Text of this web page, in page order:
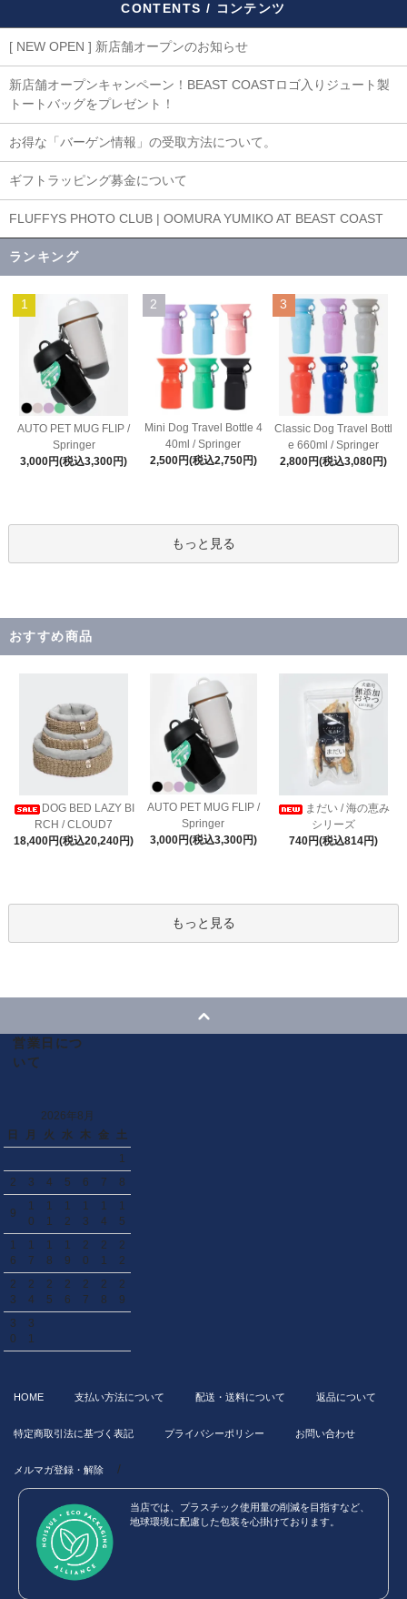
CONTENTS / コンテンツ
[ NEW OPEN ] 新店舗オープンのお知らせ
新店舗オープンキャンペーン！BEAST COASTロゴ入りジュート製
トートバッグをプレゼント！
お得な「バーゲン情報」の受取方法について。
ギフトラッピング募金について
FLUFFYS PHOTO CLUB | OOMURA YUMIKO AT BEAST COAST
ランキング
1
AUTO PET MUG FLIP /
Springer
3,000円(税込3,300円)
2
Mini Dog Travel Bottle 4
40ml / Springer
2,500円(税込2,750円)
3
Classic Dog Travel Bottl
e 660ml / Springer
2,800円(税込3,080円)
もっと見る
おすすめ商品
DOG BED LAZY BI
RCH / CLOUD7
18,400円(税込20,240円)
AUTO PET MUG FLIP /
Springer
3,000円(税込3,300円)
まだい / 海の恵み
シリーズ
740円(税込814円)
もっと見る
営業日につ
いて
2026年8月
日
月 火 水 木 金
土
1
2
3 4 5 6 7 8
9
1
0
1
1
1
2
1
3
1
4
1
5
1
6
1
7
1
8
1
9
2
0
2
1
2
2
2
3
2
4
2
5
2
6
2
7
2
8
2
9
3
0
3
1
HOME 支払い方法について 配送・送料について 返品について
特定商取引法に基づく表記 プライバシーポリシー お問い合わせ
メルマガ登録・解除 /
当店では、プラスチック使用量の削減を目指すなど、
地球環境に配慮した包装を心掛けております。